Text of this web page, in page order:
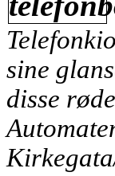
sine
disse